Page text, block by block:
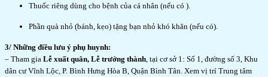
Thuốc riêng dùng cho bệnh của cá nhân (nếu có ).
Phần quà nhỏ (bánh, kẹo) tặng bạn nhỏ khó khăn (nếu có).
3/ Những điều lưu ý phụ huynh:
– Tham gia Lễ xuất quân, Lễ trưởng thành , tại cơ sở 1: Số 1, đường số 3, Khu
dân cư Vĩnh Lộc, P. Bình Hưng Hòa B, Quận Bình Tân. Xem vị trí Trung tâm